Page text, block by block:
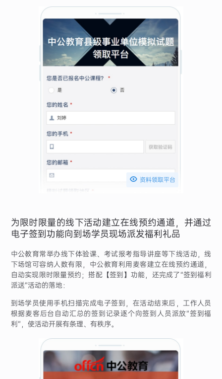
 资料领取平台
为限时限量的线下活动建立在线预约通道，并通过
电子签到功能向到场学员现场派发福利礼品
中公教育常举办线下体验课、考试报考指导讲座等下线活动，线
下场馆可容纳人数有限，中公教育利用麦客建立在线预约通道，
自动实现限时限量预约；搭配【签到】功能，还完成了“签到福利
派送”活动的落地：
到场学员使用手机扫描完成电子签到，在活动结束后，工作人员
根据麦客后台自动汇总的签到记录逐个向签到人员派放“签到福
利”，使活动开展有条理、有秩序。